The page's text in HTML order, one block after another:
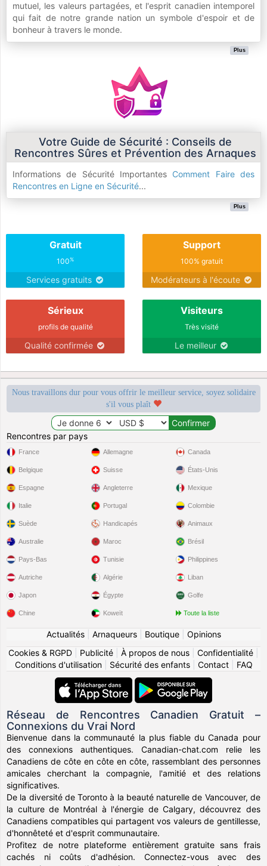
mutuel, les valeurs partagées, et l'esprit canadien intemporel
qui fait de notre grande nation un symbole d'espoir et de
bonheur à travers le monde.
Plus
Votre Guide de Sécurité : Conseils de
Rencontres Sûres et Prévention des Arnaques
Informations de Sécurité Importantes Comment Faire des
Rencontres en Ligne en Sécurité...
Plus
Gratuit
100%
Services gratuits
Support
100% gratuit
Modérateurs à l'écoute
Sérieux
profils de qualité
Qualité confirmée
Visiteurs
Très visité
Le meilleur
Nous travaillons dur pour vous offrir le meilleur service, soyez solidaire
s'il vous plaît
Rencontres par pays
France
Belgique
Espagne
Italie
Suède
Allemagne
Suisse
Angleterre
Portugal
Handicapés
Canada
États-Unis
Mexique
Colombie
Animaux
Australie
Pays-Bas
Autriche
Japon
Chine
Maroc
Tunisie
Algérie
Égypte
Koweït
Brésil
Philippines
Liban
Golfe
Toute la liste
Actualités| Arnaqueurs| Boutique| Opinions
Cookies & RGPD
Publicité À propos de nous Confidentialité
Conditions d'utilisation| Sécurité des enfants| Contact| FAQ
Réseau de Rencontres Canadien Gratuit –
Connexions du Vrai Nord
Bienvenue dans la communauté la plus fiable du Canada pour
des connexions authentiques. Canadian-chat.com relie les
Canadiens de côte en côte en côte, rassemblant des personnes
amicales cherchant la compagnie, l'amitié et des relations
significatives.
De la diversité de Toronto à la beauté naturelle de Vancouver, de
la culture de Montréal à l'énergie de Calgary, découvrez des
Canadiens compatibles qui partagent vos valeurs de gentillesse,
d'honnêteté et d'esprit communautaire.
Profitez de notre plateforme entièrement gratuite sans frais
cachés ni coûts d'adhésion. Connectez-vous avec des